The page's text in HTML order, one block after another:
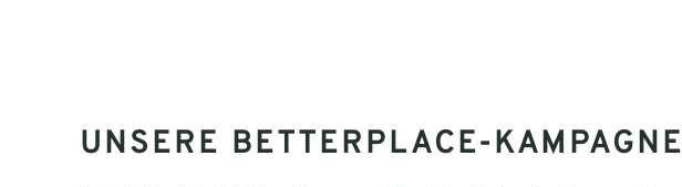
UNSERE BETTERPLACE-KAMPAGNE